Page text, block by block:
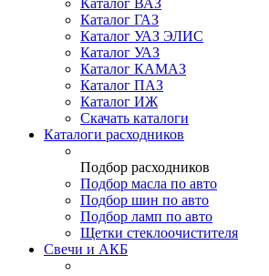
Каталог ВАЗ
Каталог ГАЗ
Каталог УАЗ ЭЛИС
Каталог УАЗ
Каталог КАМАЗ
Каталог ПАЗ
Каталог ИЖ
Скачать каталоги
Каталоги расходников
Подбор расходников
Подбор масла по авто
Подбор шин по авто
Подбор ламп по авто
Щетки стеклоочистителя
Свечи и АКБ